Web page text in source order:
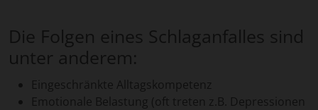
Die Folgen eines Schlaganfalles sind
unter anderem:
Eingeschränkte Alltagskompetenz
Emotionale Belastung (oft treten z.B. Depressionen